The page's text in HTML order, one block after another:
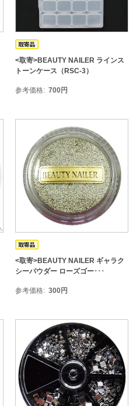
<取寄>BEAUTY NAILER ラインス
トーンケース（RSC-3）
参考価格 700円
<取寄>BEAUTY NAILER ギャラク
シーパウダー ローズゴー･･･
参考価格 300円